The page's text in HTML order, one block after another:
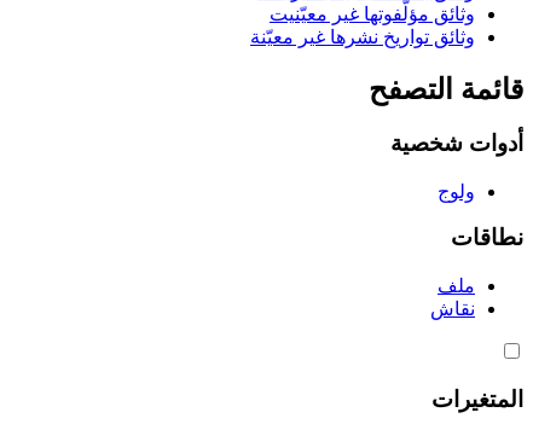
وثائق مؤلّفوتها غير معيّنيت
وثائق تواريخ نشرها غير معيّنة
قائمة التصفح
أدوات شخصية
ولوج
نطاقات
ملف
نقاش
المتغيرات